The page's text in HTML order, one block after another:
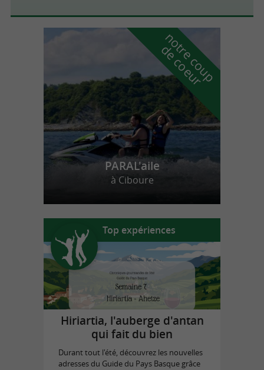
n
o
t
r
e
c
o
u
p
d
e
c
o
e
u
r
PARAL'aile
à Ciboure
Top expériences
Hiriartia, l'auberge d'antan
qui fait du bien
Durant tout l'été, découvrez les nouvelles
adresses du Guide du Pays Basque grâce